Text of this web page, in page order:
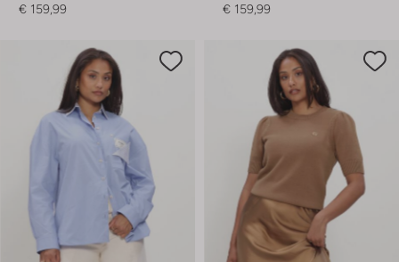
€ 159,99
€ 159,99